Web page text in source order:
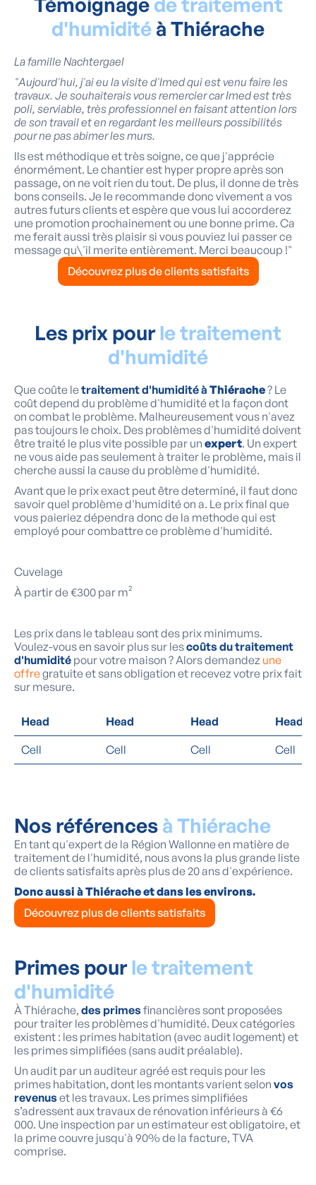
d'humidité à Thiérache
La famille Nachtergael
"Aujourd'hui, j'ai eu la visite d'Imed qui est venu faire les
travaux. Je souhaiterais vous remercier car Imed est très
poli, serviable, très professionnel en faisant attention lors
de son travail et en regardant les meilleurs possibilités
pour ne pas abimer les murs.
Ils est méthodique et très soigne, ce que j'apprécie
énormément. Le chantier est hyper propre après son
passage, on ne voit rien du tout. De plus, il donne de très
bons conseils. Je le recommande donc vivement a vos
autres futurs clients et espère que vous lui accorderez
une promotion prochainement ou une bonne prime. Ca
me ferait aussi très plaisir si vous pouviez lui passer ce
message qu\'il merite entièrement. Merci beaucoup !"
Découvrez plus de clients satisfaits
Les prix pourle traitement
d'humidité
Que coûte letraitement d'humidité à Thiérache? Le
coût depend du problème d'humidité et la façon dont
on combat le problème. Malheureusement vous n'avez
pas toujours le choix. Des problèmes d'humidité doivent
être traité le plus vite possible par un expert. Un expert
ne vous aide pas seulement à traiter le problème, mais il
cherche aussi la cause du problème d'humidité.
Avant que le prix exact peut être determiné, il faut donc
savoir quel problème d'humidité on a. Le prix final que
vous paieriez dépendra donc de la methode qui est
employé pour combattre ce problème d'humidité.
Cuvelage
À partir de €300 par m²
Les prix dans le tableau sont des prix minimums.
Voulez-vous en savoir plus sur lescoûts du traitement
d'humidité pour votre maison ? Alors demandez une
offregratuite et sans obligation et recevez votre prix fait
sur mesure.
Head Head Head
Head
Cell
Cell Cell Cell
Nos références à Thiérache
En tant qu'expert de la Région Wallonne en matière de
traitement de l'humidité, nous avons la plus grande liste
de clients satisfaits après plus de 20 ans d'expérience.
Donc aussi à Thiérache et dans les environs.
Découvrez plus de clients satisfaits
Primes pourle traitement
d'humidité
À Thiérache, des primesfinancières sont proposées
pour traiter les problèmes d'humidité. Deux catégories
existent : les primes habitation (avec audit logement) et
les primes simplifiées (sans audit préalable).
Un audit par un auditeur agréé est requis pour les
primes habitation, dont les montants varient selon vos
revenuset les travaux. Les primes simplifiées
s’adressent aux travaux de rénovation inférieurs à €6
000. Une inspection par un estimateur est obligatoire, et
la prime couvre jusqu'à 90% de la facture, TVA
comprise.